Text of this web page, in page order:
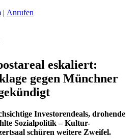
| Anrufen
eskaliert:
gegen Münchner
Investorendeals, drohende
Sozialpolitik – Kultur-
schüren weitere Zweifel.